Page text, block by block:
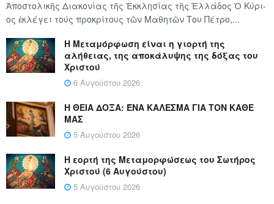
Ἀποστολικῆς Διακονίας τῆς Ἐκκλησίας τῆς Ἑλλάδος Ὁ Κύ­ρι­
ος ἐκλέγει τούς προ­κρί­τους τῶν Μα­θη­τῶν Του Πέ­τρο,...
Η Μεταμόρφωση είναι η γιορτή της
αλήθειας, της αποκάλυψης της δόξας του
Χριστού
6 Αυγούστου 2026
Η ΘΕΙΑ ΔΟΞΑ: ΈΝΑ ΚΑΛΕΣΜΑ ΓΙΑ ΤΟΝ ΚΑΘΕ
ΜΑΣ
5 Αυγούστου 2026
Η εορτή της Μεταμορφώσεως του Σωτήρος
Χριστού (6 Αυγούστου)
5 Αυγούστου 2026